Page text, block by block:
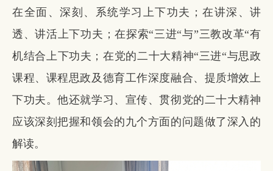
在全面、深刻、系统学习上下功夫；在讲深、讲
透、讲活上下功夫；在探索“三进“与”三教改革“有
机结合上下功夫；在党的二十大精神“三进“与思政
课程、课程思政及德育工作深度融合、提质增效上
下功夫。他还就学习、宣传、贯彻党的二十大精神
应该深刻把握和领会的九个方面的问题做了深入的
解读。